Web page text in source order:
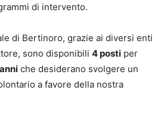
di intervento.
di Bertinoro, grazie ai diversi enti
sono disponibili 4 posti per
che desiderano svolgere un
a favore della nostra